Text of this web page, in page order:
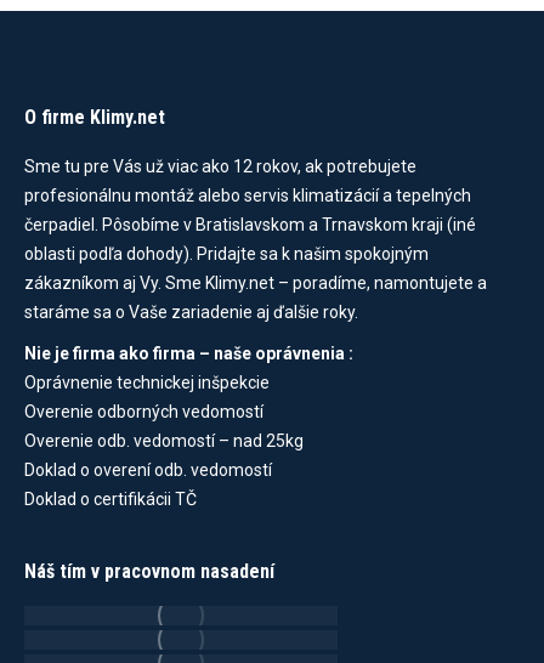
O firme Klimy.net
Sme tu pre Vás už viac ako 12 rokov, ak potrebujete
profesionálnu montáž alebo servis klimatizácií a tepelných
čerpadiel. Pôsobíme v Bratislavskom a Trnavskom kraji (iné
oblasti podľa dohody). Pridajte sa k našim spokojným
zákazníkom aj Vy. Sme Klimy.net – poradíme, namontujete a
staráme sa o Vaše zariadenie aj ďalšie roky.
Nie je firma ako firma – naše oprávnenia :
Oprávnenie technickej inšpekcie
Overenie odborných vedomostí
Overenie odb. vedomostí – nad 25kg
Doklad o overení odb. vedomostí
Doklad o certifikácii TČ
Náš tím v pracovnom nasadení